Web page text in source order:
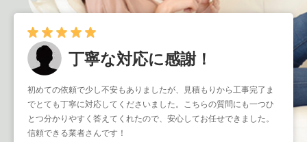
丁寧な対応に感謝！
初めての依頼で少し不安もありましたが、見積もりから工事完了ま
でとても丁寧に対応してくださいました。こちらの質問にも一つひ
とつ分かりやすく答えてくれたので、安心してお任せできました。
信頼できる業者さんです！
早くて確実！
暑くなる前に取り付けをお願いしたかったのですが、予約もスムー
ズで助かりました。工事もスピーディーなのに作業はとても丁寧
で、仕上がりも大満足です。こういう業者さんにまたお願いしたい
と思いました。